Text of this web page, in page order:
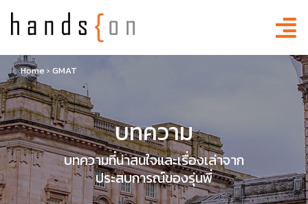
Home › GMAT
บทความ
บทความที่น่าสนใจและเรื่องเล่าจาก
ประสบการณ์ของรุ่นพี่